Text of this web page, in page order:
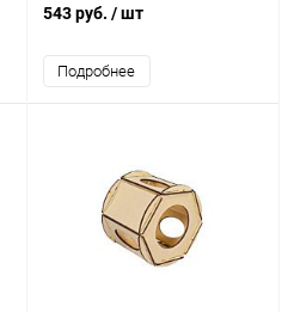
(135х135х245мм), деревянный
543 руб. / шт
Подробнее